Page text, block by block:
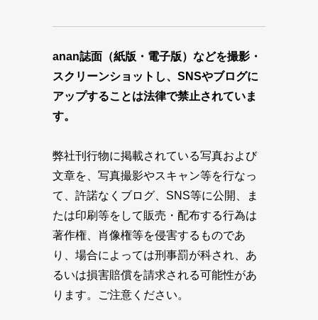
anan誌面（紙版・電子版）などを撮影・
スクリーンショットし、SNSやブログに
アップすることは法律で禁止されていま
す。
弊社刊行物に掲載されている写真および
文章を、写真撮影やスキャン等を行なっ
て、許諾なくブログ、SNS等に公開、ま
たは印刷等をして販売・配布する行為は
著作権、肖像権等を侵害するものであ
り、場合によっては刑事罰が科され、あ
るいは損害賠償を請求される可能性があ
ります。ご注意ください。